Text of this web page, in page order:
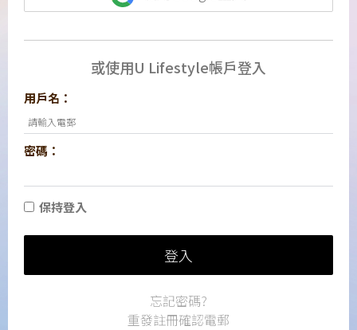
或使用U Lifestyle帳戶登入
用戶名：
密碼：
保持登入
登入
忘記密碼?
重發註冊確認電郵